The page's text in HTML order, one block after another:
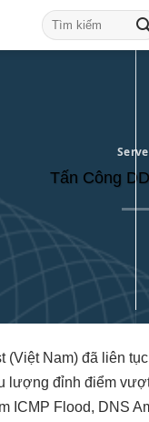
Tấn Công
(Việt Nam) đã liên
lượng đỉnh điểm
ICMP Flood, DNS